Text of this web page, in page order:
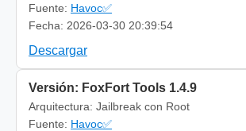
Fuente: Havoc✅
Fecha: 2026-03-30 20:39:54
Descargar
Versión: FoxFort Tools 1.4.9
Arquitectura: Jailbreak con Root
Fuente: Havoc✅